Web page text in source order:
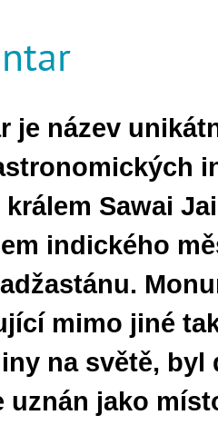
je název
Sawai
indického
mimo jiné
na světě, byl
uznán jako